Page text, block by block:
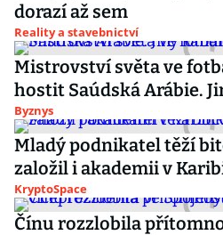
dorazí až sem
Reality a stavebnictví
Mistrovství světa ve
hostit Saúdská Arábie.
Byznys
Mladý podnikatel těží
založil i akademii v
KryptoSpace
Čínu rozzlobila